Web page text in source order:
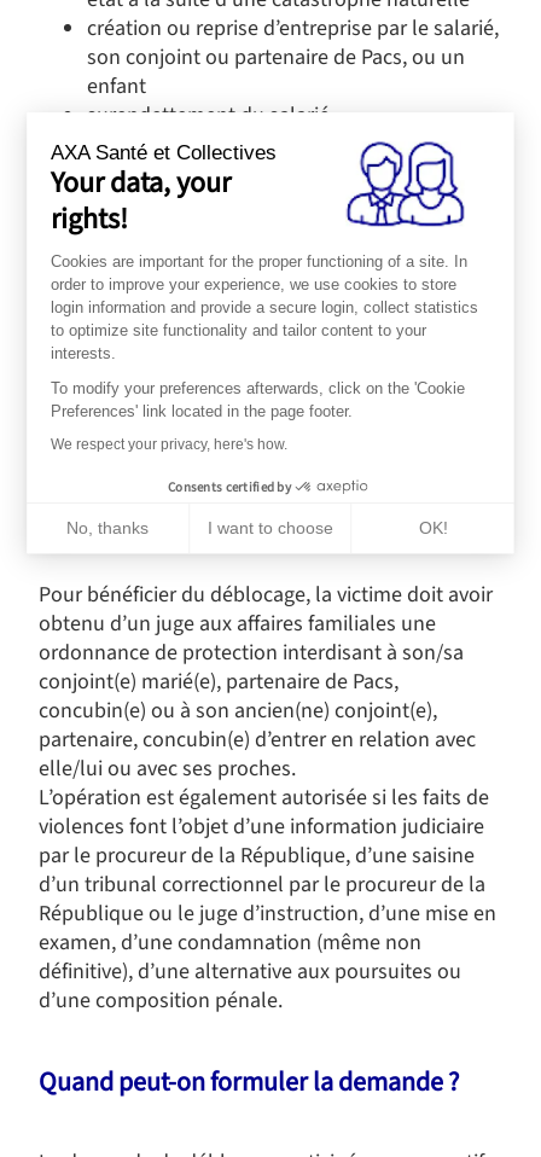
création ou reprise d’entreprise par le salarié,
son conjoint ou partenaire de Pacs, ou un
enfant
surendettement du salarié
invalidité du salarié, de son conjoint ou
partenaire de Pacs, d’un enfant
cessation du contrat de travail (licenciement,
démission)
décès du salarié, de son conjoint ou
partenaire de Pacs
violences conjugales
Quelles conditions pour l’activer ?
Pour bénéficier du déblocage, la victime doit avoir
obtenu d’un juge aux affaires familiales une
ordonnance de protection interdisant à son/sa
conjoint(e) marié(e), partenaire de Pacs,
concubin(e) ou à son ancien(ne) conjoint(e),
partenaire, concubin(e) d’entrer en relation avec
elle/lui ou avec ses proches.
L’opération est également autorisée si les faits de
violences font l’objet d’une information judiciaire
par le procureur de la République, d’une saisine
d’un tribunal correctionnel par le procureur de la
République ou le juge d’instruction, d’une mise en
examen, d’une condamnation (même non
définitive), d’une alternative aux poursuites ou
d’une composition pénale.
Quand peut-on formuler la demande ?
AXA Santé et Collectives
Your data, your
rights!
Cookies are important for the proper functioning of a site. In
order to improve your experience, we use cookies to store
login information and provide a secure login, collect statistics
to optimize site functionality and tailor content to your
interests.
To modify your preferences afterwards, click on the 'Cookie
Preferences' link located in the page footer.
We respect your privacy, here's how.
Consents certified by
No, thanks I want to choose OK!
Our platform empowers you to tailor and manage your